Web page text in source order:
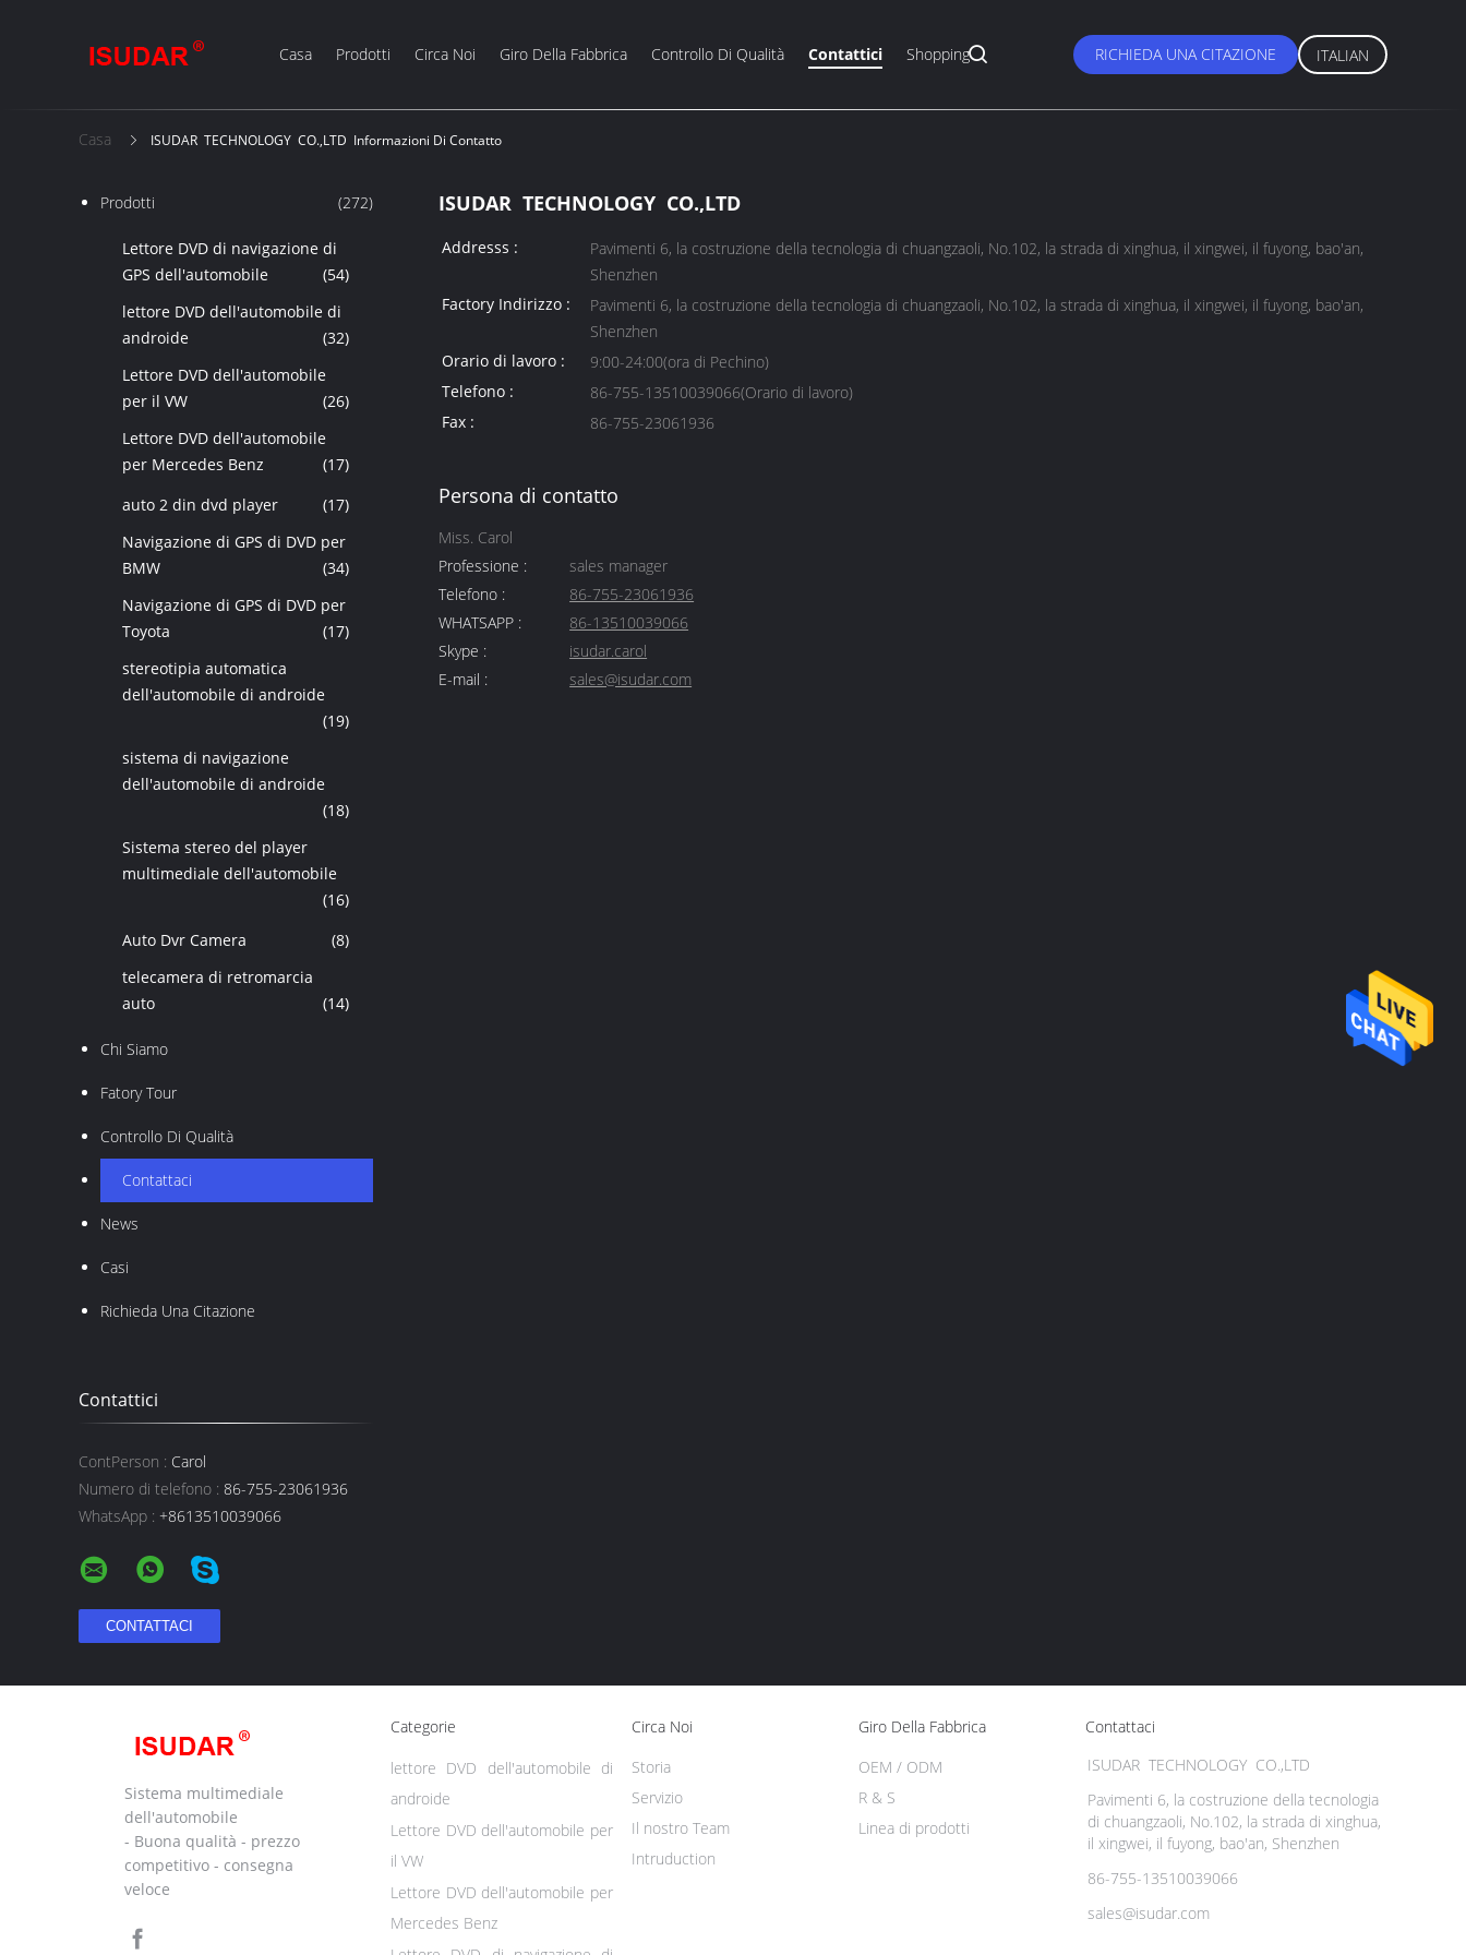
Casa Prodotti Circa Noi Giro Della Fabbrica Controllo Di Qualità Contattici Shopping RICHIEDA UNA CITAZIONE ITALIAN
Casa ISUDAR TECHNOLOGY CO.,LTD Informazioni Di Contatto
Prodotti (272)
Lettore DVD di navigazione di
GPS dell'automobile
(54)
lettore DVD dell'automobile di
androide
(32)
Lettore DVD dell'automobile
per il VW
(26)
Lettore DVD dell'automobile
per Mercedes Benz
(17)
auto 2 din dvd player
(17)
Navigazione di GPS di DVD per
BMW
(34)
Navigazione di GPS di DVD per
Toyota
(17)
stereotipia automatica
dell'automobile di androide
(19)
sistema di navigazione
dell'automobile di androide
(18)
Sistema stereo del player
multimediale dell'automobile
(16)
Auto Dvr Camera
(8)
telecamera di retromarcia
auto
(14)
Chi Siamo
Fatory Tour
Controllo Di Qualità
Contattaci
News
Casi
Richieda Una Citazione
Contattici
ContPerson : Carol
Numero di telefono : 86-755-23061936
WhatsApp : +8613510039066
ISUDAR TECHNOLOGY CO.,LTD
Addresss :
Pavimenti 6, la costruzione della tecnologia di chuangzaoli, No.102, la strada di xinghua, il xingwei, il fuyong, bao'an,
Shenzhen
Factory Indirizzo :
Pavimenti 6, la costruzione della tecnologia di chuangzaoli, No.102, la strada di xinghua, il xingwei, il fuyong, bao'an,
Shenzhen
Orario di lavoro :
9:00-24:00(ora di Pechino)
Telefono :
86-755-13510039066(Orario di lavoro)
Fax :
86-755-23061936
Persona di contatto
Miss. Carol
Professione :
sales manager
Telefono :
86-755-23061936
WHATSAPP :
86-13510039066
Skype :
isudar.carol
E-mail :
sales@isudar.com
Sistema multimediale
dell'automobile
- Buona qualità - prezzo
competitivo - consegna
veloce
Categorie
lettore DVD dell'automobile di
androide
Lettore DVD dell'automobile per
il VW
Lettore DVD dell'automobile per
Mercedes Benz
Circa Noi
Intruduction
Storia
Servizio
Il nostro Team
Giro Della Fabbrica
Linea di prodotti
OEM / ODM
R & S
Contattaci
ISUDAR TECHNOLOGY CO.,LTD
Pavimenti 6, la costruzione della tecnologia
di chuangzaoli, No.102, la strada di xinghua,
il xingwei, il fuyong, bao'an, Shenzhen
86-755-13510039066
sales@isudar.com